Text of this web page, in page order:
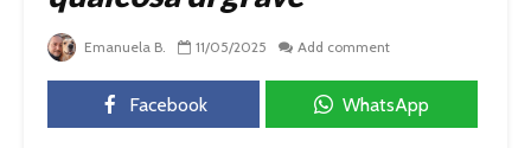
Emanuela B. 11/05/2025 Add comment
Facebook WhatsApp